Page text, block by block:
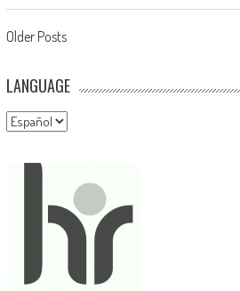
Navegación
de
entradas
Older Posts
LANGUAGE
Language